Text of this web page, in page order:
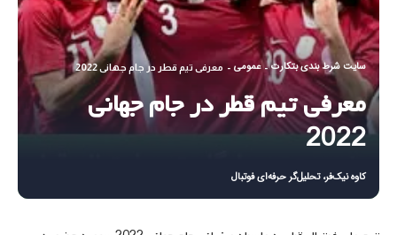
سایت شرط بندی بتکارت - عمومی - معرفی تیم قطر در جام جهانی 2022
معرفی تیم قطر در جام جهانی
2022
کاوه نیک‌فر، تحلیل‌گر حرفه‌ای فوتبال